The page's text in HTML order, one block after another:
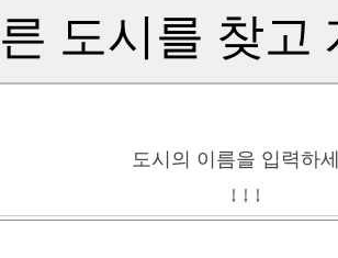
도시를 찾고
도시의 이름을 입력하
↓ ↓ ↓